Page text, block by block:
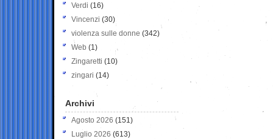
Verdi (16)
Vincenzi (30)
violenza sulle donne (342)
Web (1)
Zingaretti (10)
zingari (14)
Archivi
Agosto 2026 (151)
Luglio 2026 (613)